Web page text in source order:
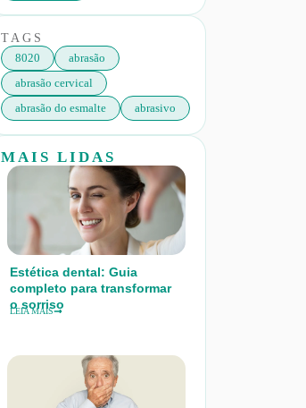
TAGS
8020
abrasão
abrasão cervical
abrasão do esmalte
abrasivo
MAIS LIDAS
Estética dental: Guia
completo para transformar
o sorriso
LEIA MAIS